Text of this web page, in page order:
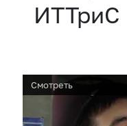
ИТТриС
Смотреть